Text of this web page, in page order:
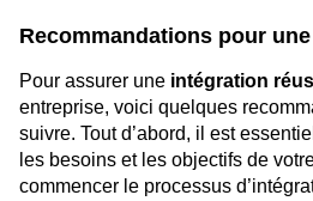
Recommandations pour
Pour assurer une intégration
entreprise, voici quelques
suivre. Tout d’abord, il est
les besoins et les objectifs de
commencer le processus